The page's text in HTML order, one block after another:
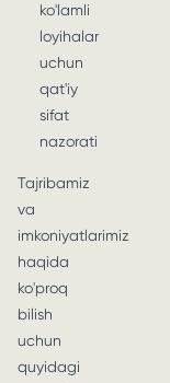
ko'lamli
loyihalar
uchun
qat'iy
sifat
nazorati
Tajribamiz
va
imkoniyatlarimiz
haqida
ko'proq
bilish
uchun
quyidagi